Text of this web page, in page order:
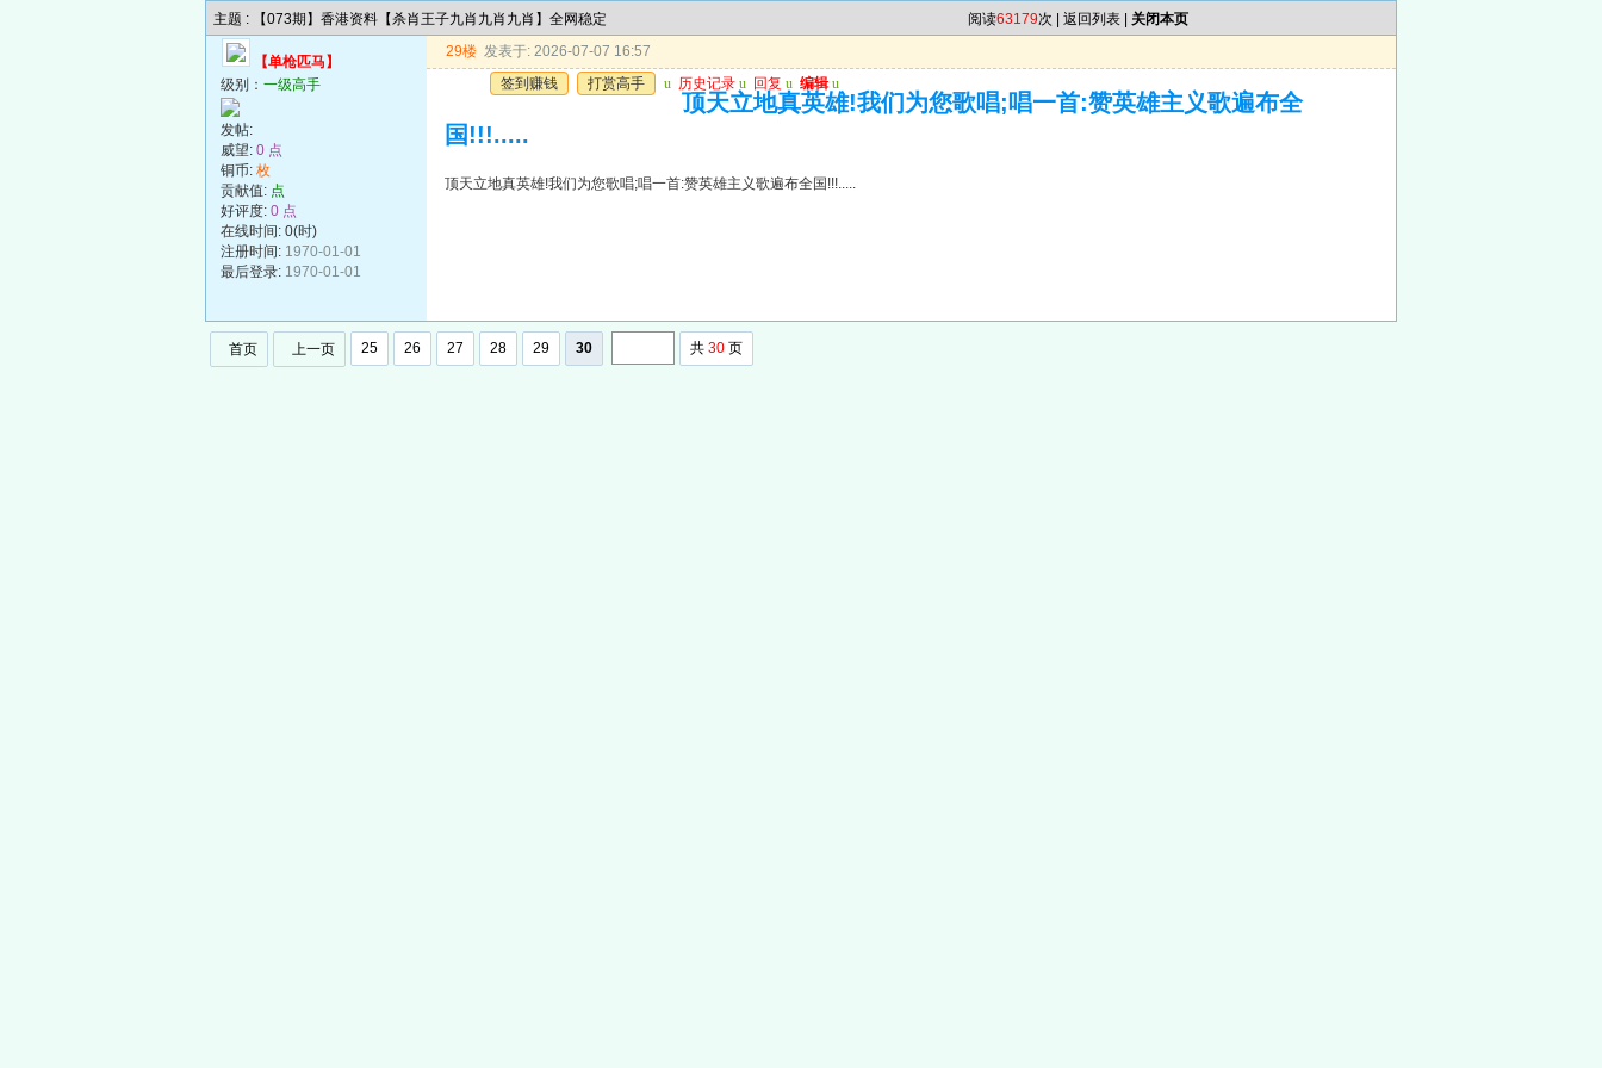
主题 : 【073期】香港资料【杀肖王子九肖九肖九肖】全网稳定 阅读63179次 | 返回列表 关闭本页
【单枪匹马】
级别： 一级高手
发帖:
威望: 0 点
铜币: 枚
贡献值: 点
好评度: 0 点
在线时间: 0(时)
注册时间: 1970-01-01
最后登录: 1970-01-01
29楼 发表于: 2026-07-07 16:57
签到赚钱
打赏高手 u 历史记录 u 回复 u 编辑 u
顶天立地真英雄!我们为您歌唱;唱一首:赞英雄主义歌遍布全
国!!!.....
顶天立地真英雄!我们为您歌唱;唱一首:赞英雄主义歌遍布全国!!!.....
首页 上一页 25 26 27 28 29 30 共 30 页